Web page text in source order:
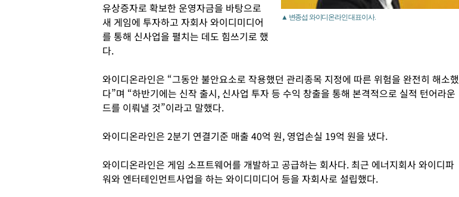
▲ 변종섭 와이디온라인 대표이사.
유상증자로 확보한 운영자금을 바탕으로
새 게임에 투자하고 자회사 와이디미디어
를 통해 신사업을 펼치는 데도 힘쓰기로 했
다.
와이디온라인은 “그동안 불안요소로 작용했던 관리종목 지정에 따른 위험을 완전히 해소했
다”며 “하반기에는 신작 출시, 신사업 투자 등 수익 창출을 통해 본격적으로 실적 턴어라운
드를 이뤄낼 것”이라고 말했다.
와이디온라인은 2분기 연결기준 매출 40억 원, 영업손실 19억 원을 냈다.
와이디온라인은 게임 소프트웨어를 개발하고 공급하는 회사다. 최근 에너지회사 와이디파
워와 엔터테인먼트사업을 하는 와이디미디어 등을 자회사로 설립했다.